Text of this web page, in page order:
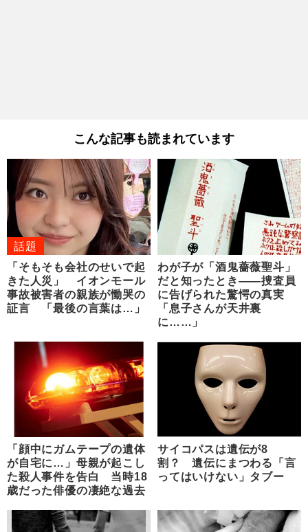
こんな記事も読まれています
話題
「そもそも会社のせいで起
きた人災」 イオンモール
事故被害者の親族が慟哭の
証言 「最後の言葉は…」
わが子が「酒鬼薔薇聖斗」
だと知ったとき――捜査員
に告げられた驚愕の真実
「息子さんが天井裏
に……」
「顔中にガムテープの遺体
が自宅に…」母親が起こし
た殺人事件を告白 当時18
歳だった俳優の凄絶な過去
サイコパスは遺伝が8
割？ 遺伝にまつわる「言
ってはいけない」タブー